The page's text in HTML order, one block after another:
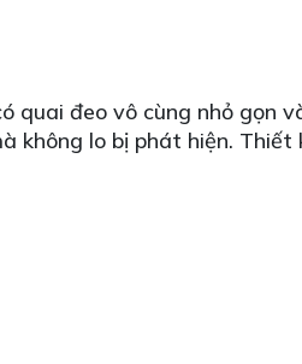
quai đeo vô cùng nhỏ
không lo bị phát hiện.